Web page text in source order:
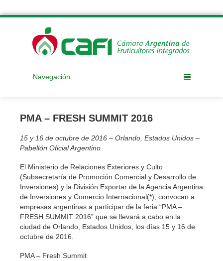
Navegación
PMA – FRESH SUMMIT 2016
15 y 16 de octubre de 2016 – Orlando, Estados Unidos –
Pabellón Oficial Argentino
El Ministerio de Relaciones Exteriores y Culto
(Subsecretaría de Promoción Comercial y Desarrollo de
Inversiones) y la División Exportar de la Agencia Argentina
de Inversiones y Comercio Internacional(*), convocan a
empresas argentinas a participar de la feria “PMA –
FRESH SUMMIT 2016” que se llevará a cabo en la
ciudad de Orlando, Estados Unidos, los días 15 y 16 de
octubre de 2016.
PMA – Fresh Summit